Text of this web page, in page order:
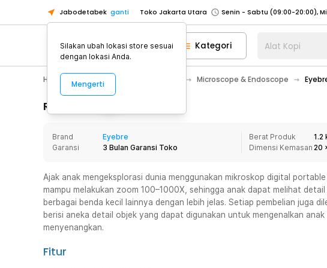
Jabodetabek ganti Toko Jakarta Utara
Toko Tangerang
Toko Cikupa
Pick n Go Jakarta Barat
Senin - Jumat (07:00 -
Pick n Go Bekasi
Senin - Jumat (08:00 - 20:00),
Senin - Jumat (08:00 - 20:00),
Senin - Sabtu (09:00-20:00),
Senin - Sabtu (09:00-20:00),
Toko Tangerang
Toko Cikupa
Pick n Go Jakarta Barat
Senin - Jumat (07:00 -
Senin - Jumat (08:00 - 20:00),
Kategori Alat Kopi
Home Appliance Microscope & Endoscope
Rincian Produk
Brand
Eyebre
Garansi
3 Bulan Garansi Toko
Berat Produk
1.2
Dimensi Kemasan 20
Ajak anak mengeksplorasi dunia menggunakan mikroskop digital
mampu melakukan zoom 100–1000X, sehingga anak dapat melihat
berbagai benda kecil lainnya dengan lebih jelas. Setiap pembelian juga
berisi aneka detail objek yang dapat digunakan untuk mengenalkan
menyenangkan.
Fitur
Silakan ubah lokasi store sesuai
dengan lokasi Anda.
Mengerti